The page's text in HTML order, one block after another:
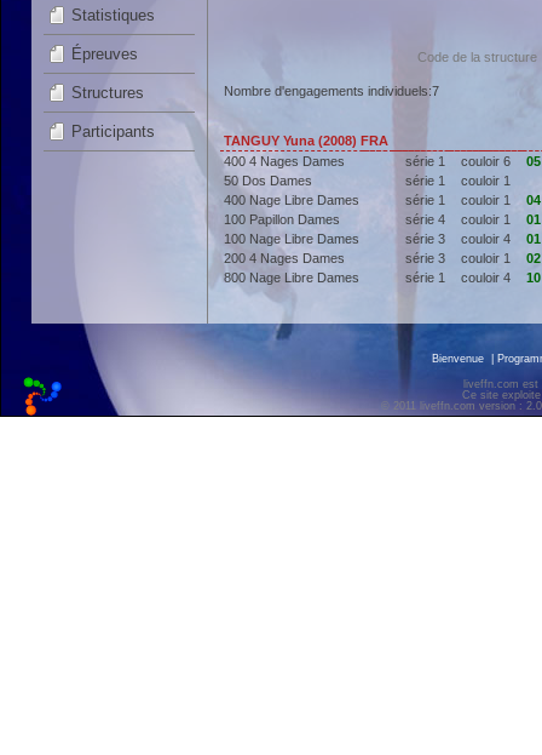
Statistiques
Épreuves
Structures
Participants
Code de la structure
Nombre d'engagements individuels:7
TANGUY Yuna (2008) FRA
400 4 Nages Dames
série 1 couloir 6
50 Dos Dames
série 1
couloir 1
400 Nage Libre Dames
série 1 couloir 1
100 Papillon Dames
série 4 couloir 1
100 Nage Libre Dames
série 3 couloir 4
200 4 Nages Dames
série 3 couloir 1
800 Nage Libre Dames
série 1 couloir 4
Bienvenue
liveffn.com est
Ce site
© 2011 liveffn.com version :